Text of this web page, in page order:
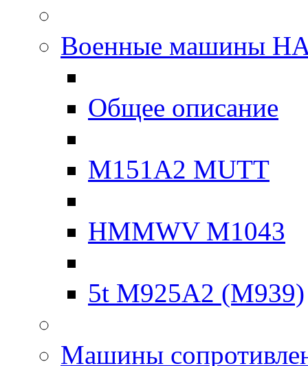
Военные машины
Общее описание
M151A2 MUTT
HMMWV M1043
5t M925A2 (M939)
Машины